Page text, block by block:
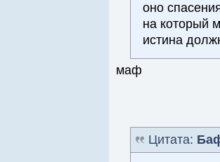
оно
на который
истина
маф
Цитата: